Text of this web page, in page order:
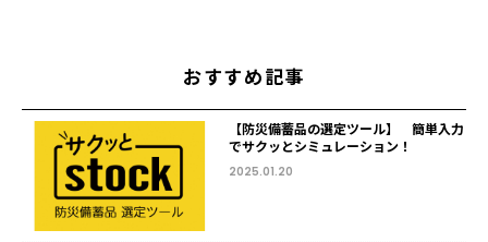
おすすめ記事
【防災備蓄品の選定ツール】 簡単入力
でサクッとシミュレーション！
2025.01.20